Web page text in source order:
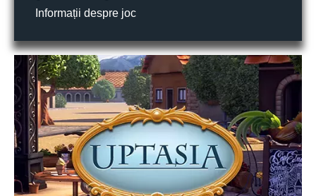
Informații despre joc